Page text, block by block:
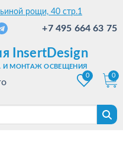
рощи, 40 стр.1
+7 495 664 63 75
InsertDesign
И МОНТАЖ ОСВЕЩЕНИЯ
0
0